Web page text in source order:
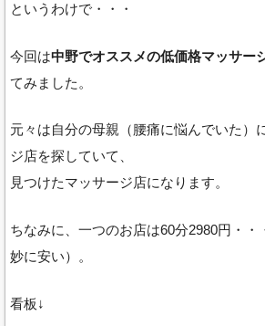
というわけで・・・
今回は中野でオススメの低価格マッサー
てみました。
元々は自分の母親（腰痛に悩んでいた）
ジ店を探していて、
見つけたマッサージ店になります。
ちなみに、一つのお店は60分2980円・・
妙に安い）。
看板↓